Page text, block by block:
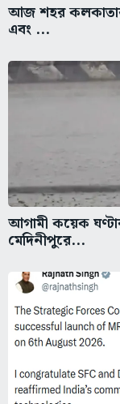
আজ শহর কলকাতার
এবং ...
আগামী কয়েক
মেদিনীপুরে...